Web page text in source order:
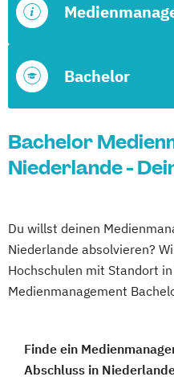
Bachelor
Bachelor
Niederlande -
Du willst deinen
Niederlande absolvieren?
Hochschulen mit Standort
Medienmanagement
Finde ein
Abschluss in